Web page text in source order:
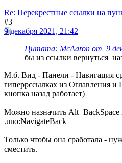
Re: Перекрестные ссылки на
#3
9 декабря 2021, 21:42
Цитата: McAaron от 9
бы из ссылки вернуться
М.б. Вид - Панели - Навигация
гиперрсcылках из Оглавления и
кнопка назад работает)
Можно назначить Alt+BackSpace
.uno:NavigateBack
Только чтобы она сработала -
сместить.